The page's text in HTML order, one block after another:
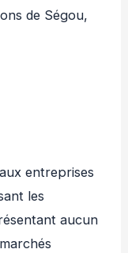
de Ségou,
entreprises
les
aucun